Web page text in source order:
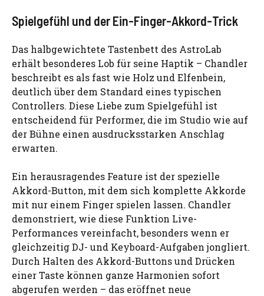
Spielgefühl und der Ein-Finger-Akkord-Trick
Das halbgewichtete Tastenbett des AstroLab
erhält besonderes Lob für seine Haptik – Chandler
beschreibt es als fast wie Holz und Elfenbein,
deutlich über dem Standard eines typischen
Controllers. Diese Liebe zum Spielgefühl ist
entscheidend für Performer, die im Studio wie auf
der Bühne einen ausdrucksstarken Anschlag
erwarten.
Ein herausragendes Feature ist der spezielle
Akkord-Button, mit dem sich komplette Akkorde
mit nur einem Finger spielen lassen. Chandler
demonstriert, wie diese Funktion Live-
Performances vereinfacht, besonders wenn er
gleichzeitig DJ- und Keyboard-Aufgaben jongliert.
Durch Halten des Akkord-Buttons und Drücken
einer Taste können ganze Harmonien sofort
abgerufen werden – das eröffnet neue